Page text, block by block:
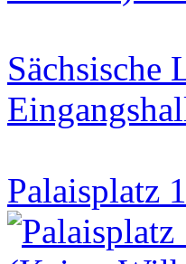
Sächsische
Palaisplatz